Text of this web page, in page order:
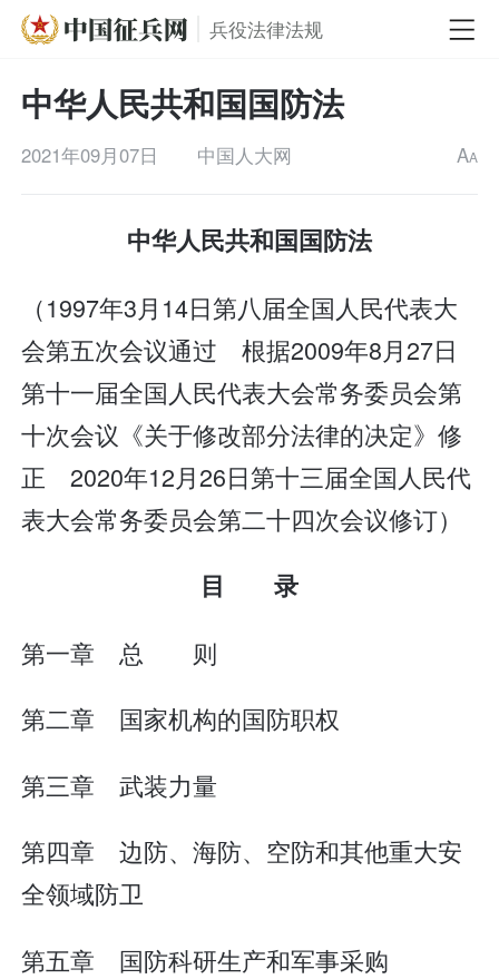
兵役法律法规
中华人民共和国国防法
2021年09月07日 中国人大网 AA
中华人民共和国国防法
（1997年3月14日第八届全国人民代表大
会第五次会议通过 根据2009年8月27日
第十一届全国人民代表大会常务委员会第
十次会议《关于修改部分法律的决定》修
正 2020年12月26日第十三届全国人民代
表大会常务委员会第二十四次会议修订）
目 录
第一章 总 则
第二章 国家机构的国防职权
第三章 武装力量
第四章 边防、海防、空防和其他重大安
全领域防卫
第五章 国防科研生产和军事采购